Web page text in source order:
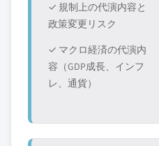
✓ 規制上の代演内容と
政策変更リスク
✓ マクロ経済の代演内
容（GDP成長、インフ
レ、通貨）